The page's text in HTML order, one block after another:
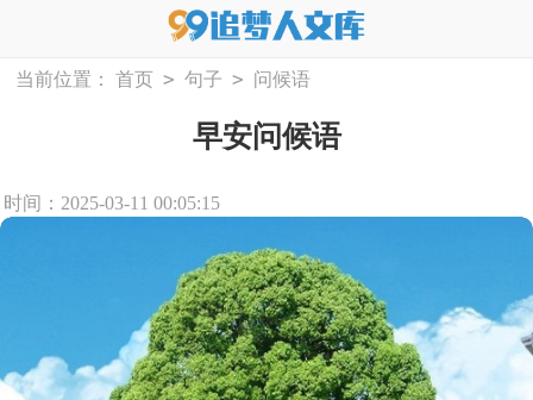
当前位置： 首页 > 句子 > 问候语
早安问候语
时间：2025-03-11 00:05:15